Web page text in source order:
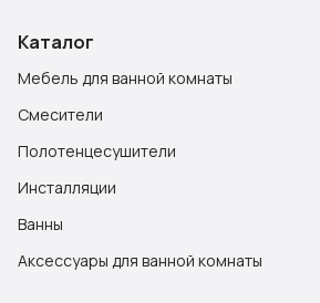
Каталог
Мебель для ванной комнаты
Смесители
Полотенцесушители
Инсталляции
Ванны
Аксессуары для ванной комнаты